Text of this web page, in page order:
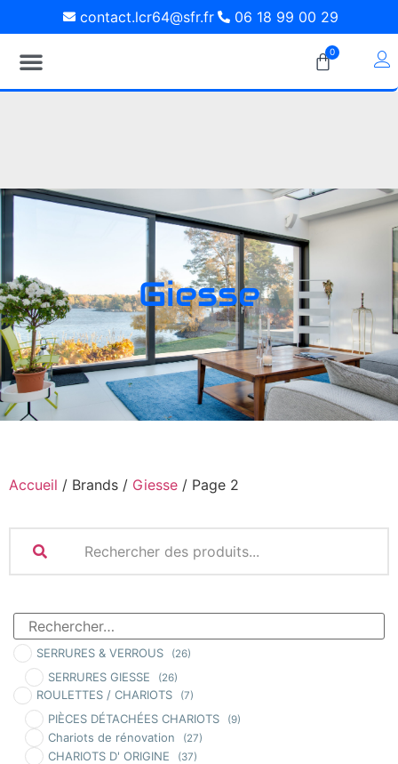
contact.lcr64@sfr.fr 06 18 99 00 29
0
Giesse
Accueil / Brands / Giesse / Page 2
SERRURES & VERROUS (26)
SERRURES GIESSE (26)
ROULETTES / CHARIOTS (7)
PIÈCES DÉTACHÉES CHARIOTS (9)
Chariots de rénovation (27)
CHARIOTS D' ORIGINE (37)